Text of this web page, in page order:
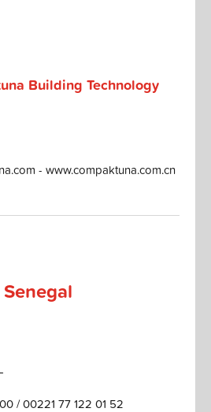
Building Technology
- www.compaktuna.com.cn
/ 00221 77 122 01 52